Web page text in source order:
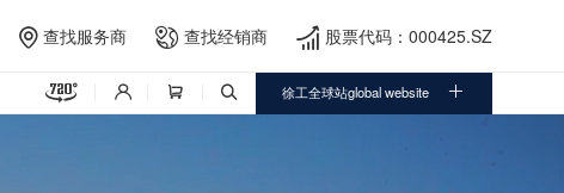
 查找服务商  查找经销商  股票代码：000425.SZ
    徐工全球站global website 